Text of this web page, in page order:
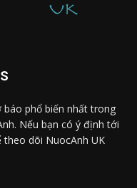
phổ biến nhất trong
Nếu bạn có ý định tới
theo dõi NuocAnh UK